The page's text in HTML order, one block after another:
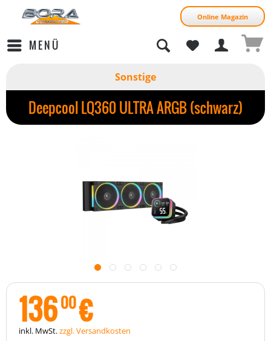
Online Magazin
MENÜ
Sonstige
Deepcool LQ360 ULTRA ARGB (schwarz)
13600€
inkl. MwSt.zzgl. Versandkosten